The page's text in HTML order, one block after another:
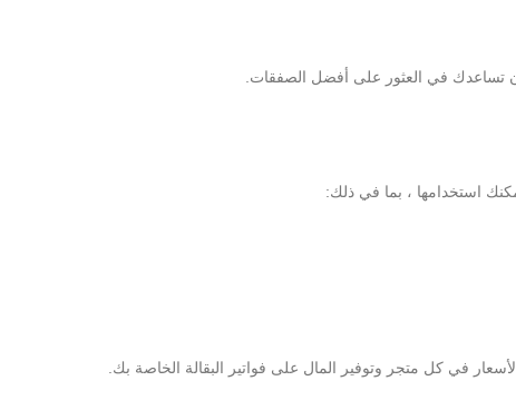
استخدامها ، بما في ذلك:
في كل متجر وتوفير المال على فواتير البقالة الخاصة بك.